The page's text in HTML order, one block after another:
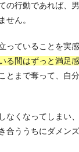
の行動であれば、
せん。
っていることを実
る間はずっと満足
とまで奪って、自
なくなってしまい
合ううちにダメン